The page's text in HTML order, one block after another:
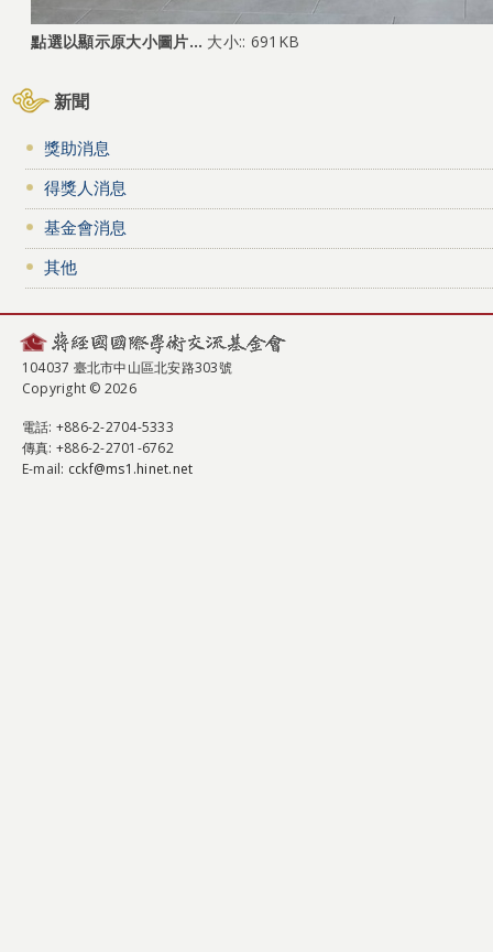
點選以顯示原大小圖片… 大小:: 691KB
新聞
獎助消息
得獎人消息
基金會消息
其他
104037 臺北市中山區北安路303號
Copyright © 2026
電話: +886-2-2704-5333
傳真: +886-2-2701-6762
E-mail: cckf@ms1.hinet.net